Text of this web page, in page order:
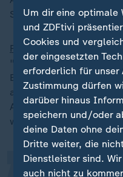
Schutz erhalten haben,
Frankreichs
"Wenn wir Ströme
Einreisen beherrschen,
aber andererseits auch
Asyl- und
wichtiges Instrument
Wir wollen die
„
Um dir eine optimale
und ZDFtivi
Cookies und
der eingesetzten
erforderlich für unser
Zustimmung dürfen
darüber hinaus
speichern und/oder
deine Daten ohne
Dritte weiter, die
Dienstleister sind.
auch nicht zu